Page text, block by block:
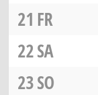
21 FR
22SA
23SO